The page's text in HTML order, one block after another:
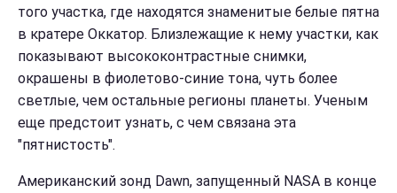
того участка, где находятся знаменитые белые пятна
в кратере Оккатор. Близлежащие к нему участки, как
показывают высококонтрастные снимки,
окрашены в фиолетово-синие тона, чуть более
светлые, чем остальные регионы планеты. Ученым
еще предстоит узнать, с чем связана эта
"пятнистость".
Американский зонд Dawn, запущенный NASA в конце